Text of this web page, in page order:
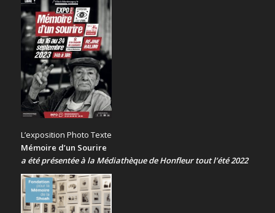
L’exposition Photo Texte
Mémoire d’un Sourire
a été présentéeà la Médiathèque de Honfleur tout l’été 2022